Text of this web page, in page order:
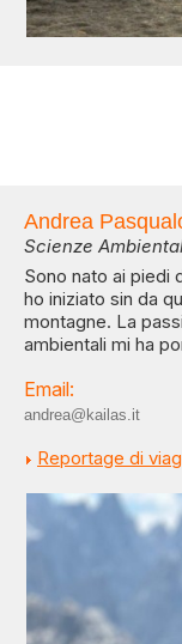
Andrea
Scienze
Sono nato ai piedi
ho iniziato sin da
montagne. La
ambientali mi ha
Email:
andrea@kailas.it
Reportage di